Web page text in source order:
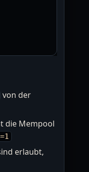
von der
die Mempool
erlaubt,